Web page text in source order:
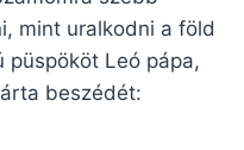
mint uralkodni a föld
püspököt Leó pápa,
beszédét: